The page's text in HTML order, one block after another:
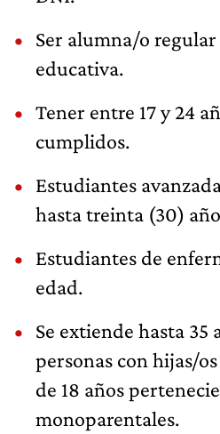
Ser alumna/o
educativa.
Tener entre 17 y 24
cumplidos.
Estudiantes
hasta treinta (30)
Estudiantes de
edad.
Se extiende hasta 35
personas con hijas/
de 18 años
monoparentales.